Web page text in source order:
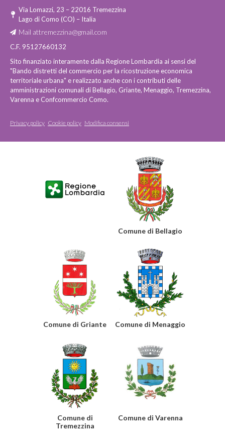
Via Lomazzi, 23 – 22016 Tremezzina
Lago di Como (CO) – Italia
Mail attremezzina@gmail.com
C.F. 95127660132
Sito finanziato interamente dalla Regione Lombardia ai sensi del
"Bando distretti del commercio per la ricostruzione economica
territoriale urbana" e realizzato anche con i contributi delle
amministrazioni comunali di Bellagio, Griante, Menaggio, Tremezzina,
Varenna e Confcommercio Como.
Privacy policy Cookie policy Modifica consensi
Comune di Bellagio
Comune di Griante Comune di Menaggio
Comune di
Tremezzina
Comune di Varenna